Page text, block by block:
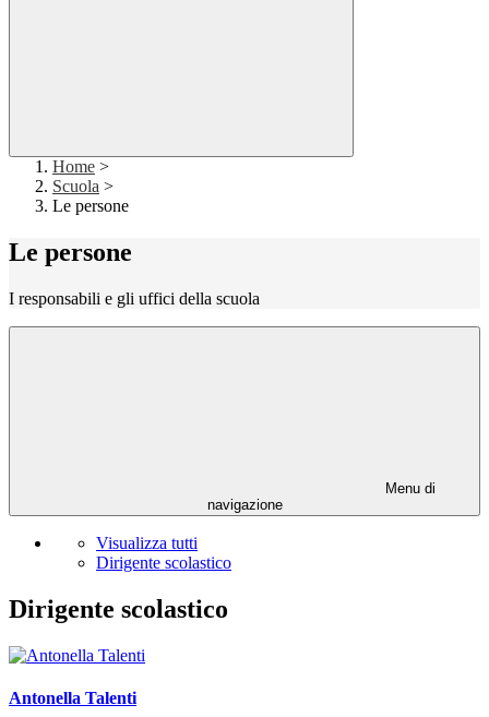
Home >
Scuola >
Le persone
Le persone
I responsabili e gli uffici della scuola
Menu di
navigazione
Visualizza tutti
Dirigente scolastico
Dirigente scolastico
Antonella Talenti